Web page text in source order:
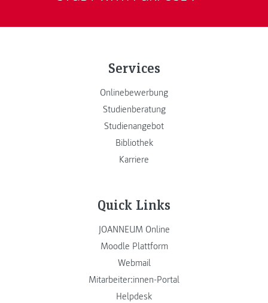
Services
Onlinebewerbung
Studienberatung
Studienangebot
Bibliothek
Karriere
Quick Links
JOANNEUM Online
Moodle Plattform
Webmail
Mitarbeiter:innen-Portal
Helpdesk